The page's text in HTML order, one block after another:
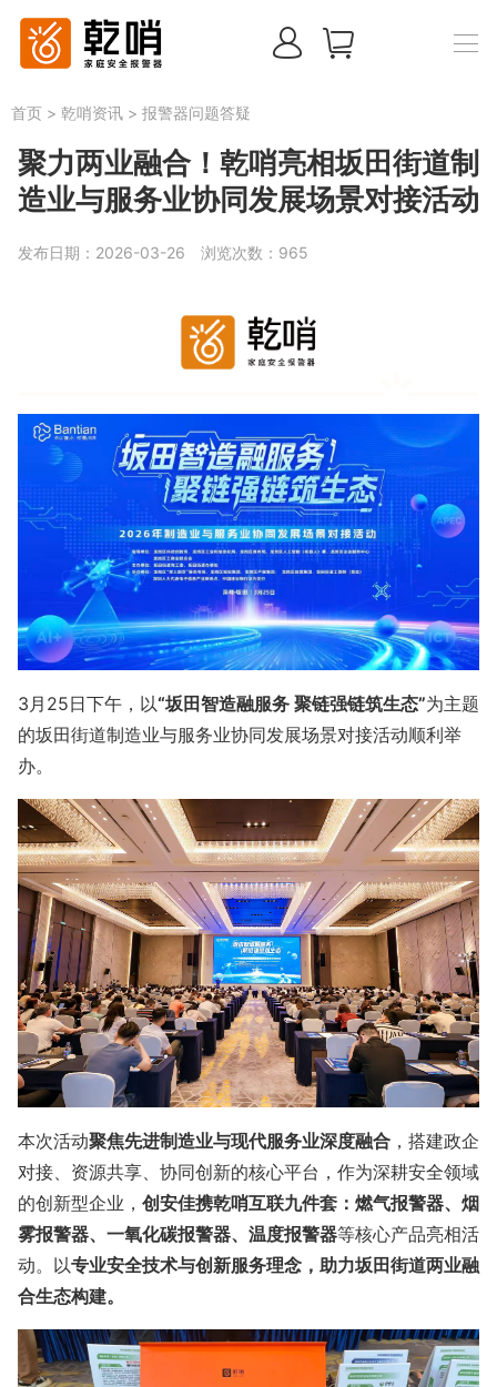
首页 > 乾哨资讯 > 报警器问题答疑
聚力两业融合！乾哨亮相坂田街道制
造业与服务业协同发展场景对接活动
发布日期：2026-03-26 浏览次数： 965
3月25日下午，以“坂田智造融服务 聚链强链筑生态”为主题
的坂田街道制造业与服务业协同发展场景对接活动顺利举
办。
本次活动聚焦先进制造业与现代服务业深度融合 ，搭建政企
对接、资源共享、协同创新的核心平台，作为深耕安全领域
的创新型企业， 创安佳携乾哨互联九件套：燃气报警器、烟
雾报警器、一氧化碳报警器、温度报警器等核心产品亮相活
动。以专业安全技术与创新服务理念，助力坂田街道两业融
合生态构建。